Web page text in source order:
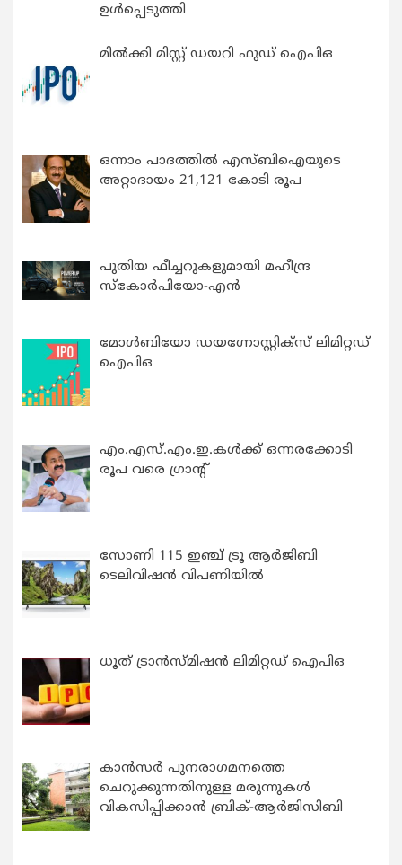
ഉൾപ്പെടുത്തി
മിൽക്കി മിസ്റ്റ് ഡയറി ഫുഡ് ഐപിഒ
ഒന്നാം പാദത്തിൽ എസ്ബിഐയുടെ
അറ്റാദായം 21,121 കോടി രൂപ
പുതിയ ഫീച്ചറുകളുമായി മഹീന്ദ്ര
സ്കോർപിയോ-എൻ
മോൾബിയോ ഡയഗ്നോസ്റ്റിക്സ് ലിമിറ്റഡ്
ഐപിഒ
എം.എസ്.എം.ഇ.കൾക്ക് ഒന്നരക്കോടി
രൂപ വരെ ഗ്രാന്റ്
സോണി 115 ഇഞ്ച് ട്രൂ ആർജിബി
ടെലിവിഷൻ വിപണിയിൽ
ധൂത് ട്രാൻസ്മിഷൻ ലിമിറ്റഡ് ഐപിഒ
കാന്‍സര്‍ പുനരാഗമനത്തെ
ചെറുക്കുന്നതിനുള്ള മരുന്നുകള്‍
വികസിപ്പിക്കാന്‍ ബ്രിക്-ആര്‍ജിസിബി